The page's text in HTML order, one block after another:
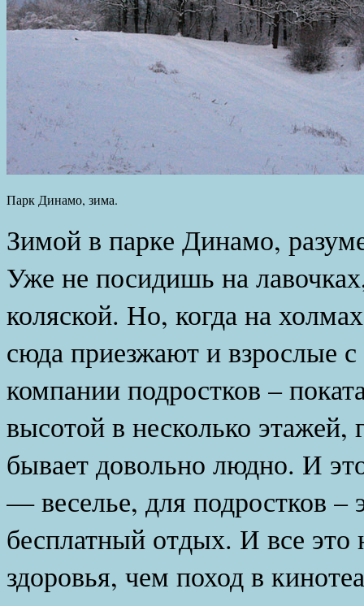
Парк Динамо, зима.
Зимой в парке Динамо,
Уже не посидишь на
коляской. Но, когда на
сюда приезжают и взрослые
компании подростков –
высотой в несколько
бывает довольно людно. И
— веселье, для подростков –
бесплатный отдых. И все это
здоровья, чем поход в